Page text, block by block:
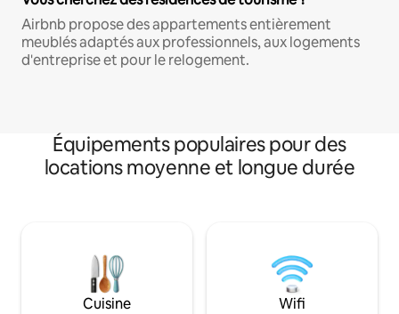
Airbnb propose des appartements entièrement
meublés adaptés aux professionnels, aux logements
d'entreprise et pour le relogement.
Équipements populaires pour des
locations moyenne et longue durée
Cuisine Wifi